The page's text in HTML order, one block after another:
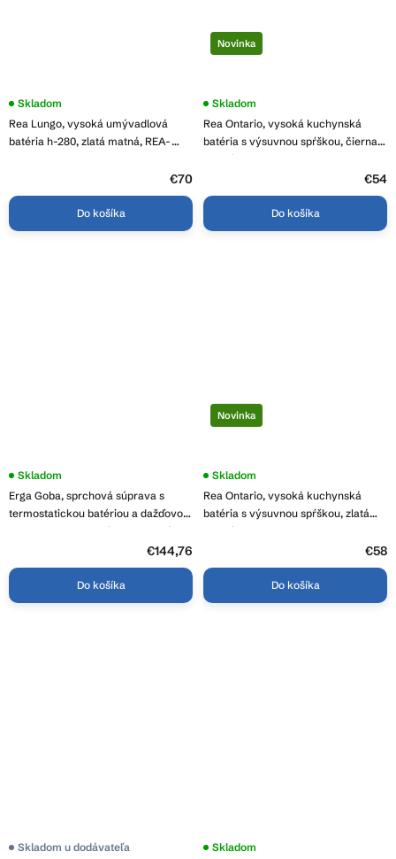
Rea Lungo, vysoká umývadlová
batéria h-280, zlatá matná, REA-
Priemerné
produktu
je
Skladom
€70
Do košíka
Novinka
Rea Ontario, vysoká kuchynská
batéria s výsuvnou spŕškou, čierna
matná, REA-B6571
Skladom
€54
Do košíka
Erga Goba, sprchová súprava s
termostatickou batériou a dažďovou
hlavicou 25x25cm, čierna matná,
ERG-YKA-BP.GOBA-THERM-25-
BLK
Priemerné
produktu
je
Skladom
€144,76
Do košíka
Novinka
Rea Ontario, vysoká kuchynská
batéria s výsuvnou spŕškou, zlatá
matná, REA-B7575
Skladom
€58
Do košíka
Skladom u dodávateľa
Priemerné
Skladom